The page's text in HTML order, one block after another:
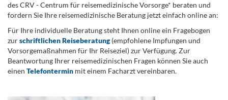
des CRV - Centrum für reisemedizinische Vorsorge* beraten und
fordern Sie Ihre reisemedizinische Beratung jetzt einfach online an:
Für Ihre individuelle Beratung steht Ihnen online ein Fragebogen
zurschriftlichen Reiseberatung(empfohlene Impfungen und
Vorsorgemaßnahmen für Ihr Reiseziel) zur Verfügung. Zur
Beantwortung Ihrer reisemedizinischen Fragen können Sie auch
einen Telefontermin mit einem Facharzt vereinbaren.